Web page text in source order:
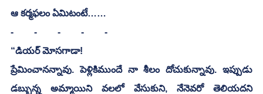
ఆ కర్మఫలం ఏమిటంటే……
-	-	-	-	-
“డియర్ మోసగాడా!
ప్రేమించానన్నావు. పెళ్లికిముందే నా శీలం దోచుకున్నావు. ఇప్పుడు
డబ్బున్న అమ్మాయిని వలలో వేసుకుని, నేనెవరో తెలియదని